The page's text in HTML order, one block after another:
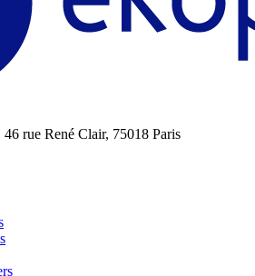
rue René Clair, 75018 Paris